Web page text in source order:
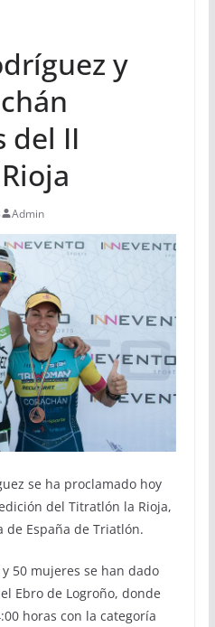
y
del II
Admin
se ha proclamado hoy
del Titratlón la Rioja,
de España de Triatlón.
50 mujeres se han dado
Ebro de Logroño, donde
horas con la categoría